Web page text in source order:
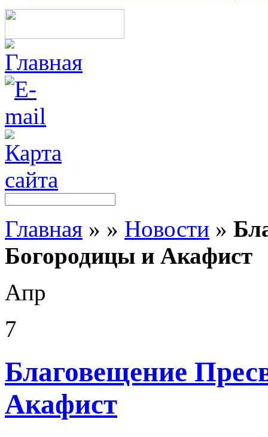
Главная » » Новости »
Богородицы и Акафист
Апр
7
Благовещение
Акафист